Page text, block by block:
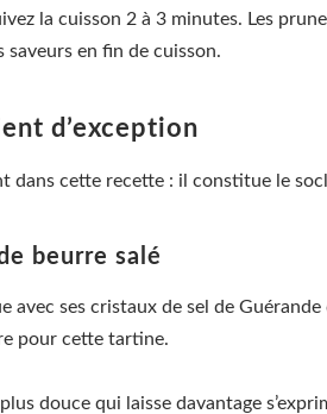
la cuisson 2 à 3 minutes. Les
saveurs en fin de cuisson.
d’exception
dans cette recette : il constitue le
beurre salé
avec ses cristaux de sel de
pour cette tartine.
douce qui laisse davantage